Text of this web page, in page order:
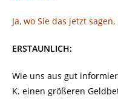
Ja, wo Sie das jetzt
ERSTAUNLICH:
Wie uns aus gut
K. einen größeren